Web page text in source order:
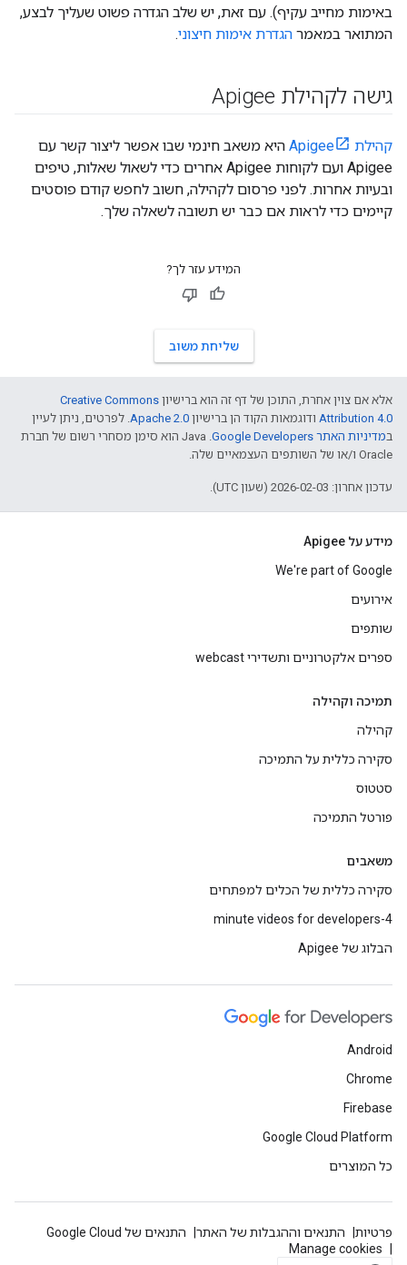
באימות מחייב עקיף). עם זאת, יש שלב הגדרה פשוט שעליך לבצע,
המתואר במאמר הגדרת אימות חיצוני.
גישה לקהילת Apigee
קהילת Apigee
היא משאב חינמי שבו אפשר ליצור קשר עם
Apigee ועם לקוחות Apigee אחרים כדי לשאול שאלות, טיפים
ובעיות אחרות. לפני פרסום לקהילה, חשוב לחפש קודם פוסטים
קיימים כדי לראות אם כבר יש תשובה לשאלה שלך.
המידע עזר לך?
שליחת משוב
אלא אם צוין אחרת, התוכן של דף זה הוא ברישיון Creative Commons
Attribution 4.0 ודוגמאות הקוד הן ברישיון Apache 2.0. לפרטים, ניתן לעיין
במדיניות האתר Google Developers‏
.‏ Java הוא סימן מסחרי רשום של חברת
Oracle ו/או של השותפים העצמאיים שלה.
עדכון אחרון: 2026-02-03 (שעון UTC).
מידע על Apigee
We're part of Google
אירועים
שותפים
ספרים אלקטרוניים ותשדירי webcast
תמיכה וקהילה
קהילה
סקירה כללית על התמיכה
סטטוס
פורטל התמיכה
משאבים
סקירה כללית של הכלים למפתחים
4-minute videos for developers
הבלוג של Apigee
Android
Chrome
Firebase
Google Cloud Platform
כל המוצרים
פרטיות התנאים וההגבלות של האתר
התנאים של Google Cloud
Manage cookies